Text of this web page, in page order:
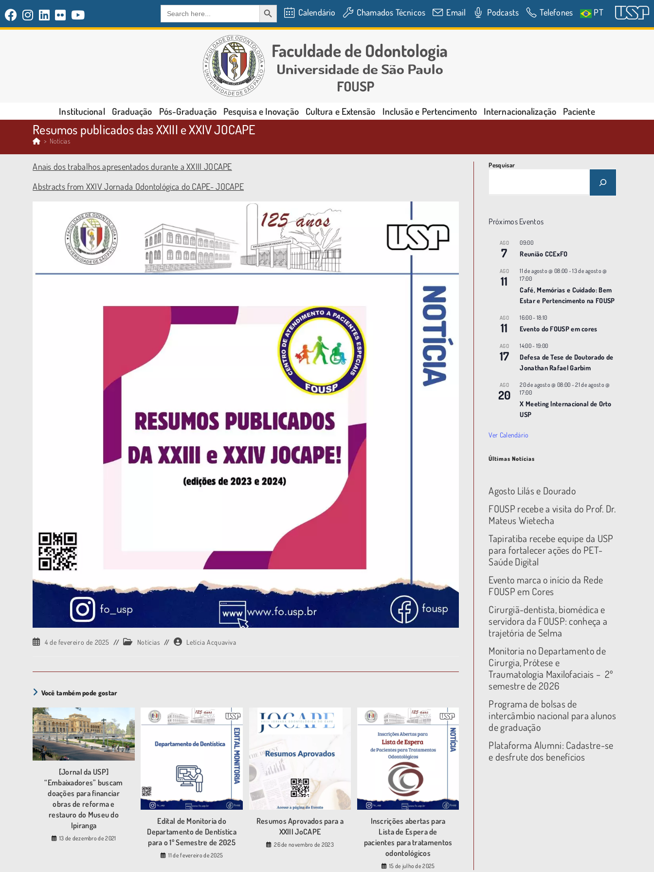
Search
for:
SEARCH BUTTON
Calendário Chamados Técnicos Email Podcasts Telefones PT
Institucional Graduação Pós-Graduação Pesquisa e Inovação Cultura e Extensão Inclusão e Pertencimento Internacionalização Paciente
Resumos publicados das XXIII e XXIV JOCAPE
> Notícias
Anais dos trabalhos apresentados durante a XXIII JOCAPE
Abstracts from XXIV Jornada Odontológica do CAPE- JOCAPE
4 de fevereiro de 2025 Notícias Letícia Acquaviva
Você também pode gostar
[Jornal da USP]
“Embaixadores” buscam
doações para financiar
obras de reforma e
restauro do Museu do
Ipiranga
13 de dezembro de 2021
Edital de Monitoria do
Departamento de Dentística
para o 1º Semestre de 2025
11 de fevereiro de 2025
Resumos Aprovados para a
XXIII JoCAPE
26 de novembro de 2023
Inscrições abertas para
Lista de Espera de
pacientes para tratamentos
odontológicos
15 de julho de 2025
Pesquisar
Próximos Eventos
AGO
7
09:00
Reunião CCExFO
AGO
11
11 de agosto @ 08:00 -13 de agosto @
17:00
Café, Memórias e Cuidado: Bem
Estar e Pertencimento na FOUSP
AGO
11
16:00- 18:10
Evento do FOUSP em cores
AGO
17
14:00- 19:00
Defesa de Tese de Doutorado de
Jonathan Rafael Garbim
AGO
20
20 de agosto @ 08:00 -21 de agosto @
17:00
X Meeting |nternacional de Orto
USP
Ver Calendário
Últimas Notícias
Agosto Lilás e Dourado
FOUSP recebe a visita do Prof. Dr.
Mateus Wietecha
Tapiratiba recebe equipe da USP
para fortalecer ações do PET-
Saúde Digital
Evento marca o início da Rede
FOUSP em Cores
Cirurgiã-dentista, biomédica e
servidora da FOUSP: conheça a
trajetória de Selma
Monitoria no Departamento de
Cirurgia, Prótese e
Traumatologia Maxilofaciais – 2º
semestre de 2026
Programa de bolsas de
intercâmbio nacional para alunos
de graduação
Plataforma Alumni: Cadastre-se
e desfrute dos benefícios